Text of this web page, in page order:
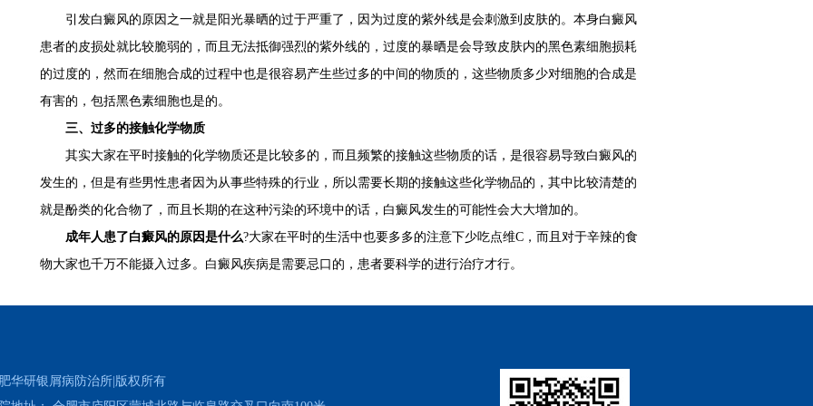
引发白癜风的原因之一就是阳光暴晒的过于严重了，因为过度的紫外线是会刺激到皮肤的。本身白癜风
患者的皮损处就比较脆弱的，而且无法抵御强烈的紫外线的，过度的暴晒是会导致皮肤内的黑色素细胞损耗
的过度的，然而在细胞合成的过程中也是很容易产生些过多的中间的物质的，这些物质多少对细胞的合成是
有害的，包括黑色素细胞也是的。
三、过多的接触化学物质
其实大家在平时接触的化学物质还是比较多的，而且频繁的接触这些物质的话，是很容易导致白癜风的
发生的，但是有些男性患者因为从事些特殊的行业，所以需要长期的接触这些化学物品的，其中比较清楚的
就是酚类的化合物了，而且长期的在这种污染的环境中的话，白癜风发生的可能性会大大增加的。
成年人患了白癜风的原因是什么?大家在平时的生活中也要多多的注意下少吃点维C，而且对于辛辣的食
物大家也千万不能摄入过多。白癜风疾病是需要忌口的，患者要科学的进行治疗才行。
华研银屑病防治所|版权所有